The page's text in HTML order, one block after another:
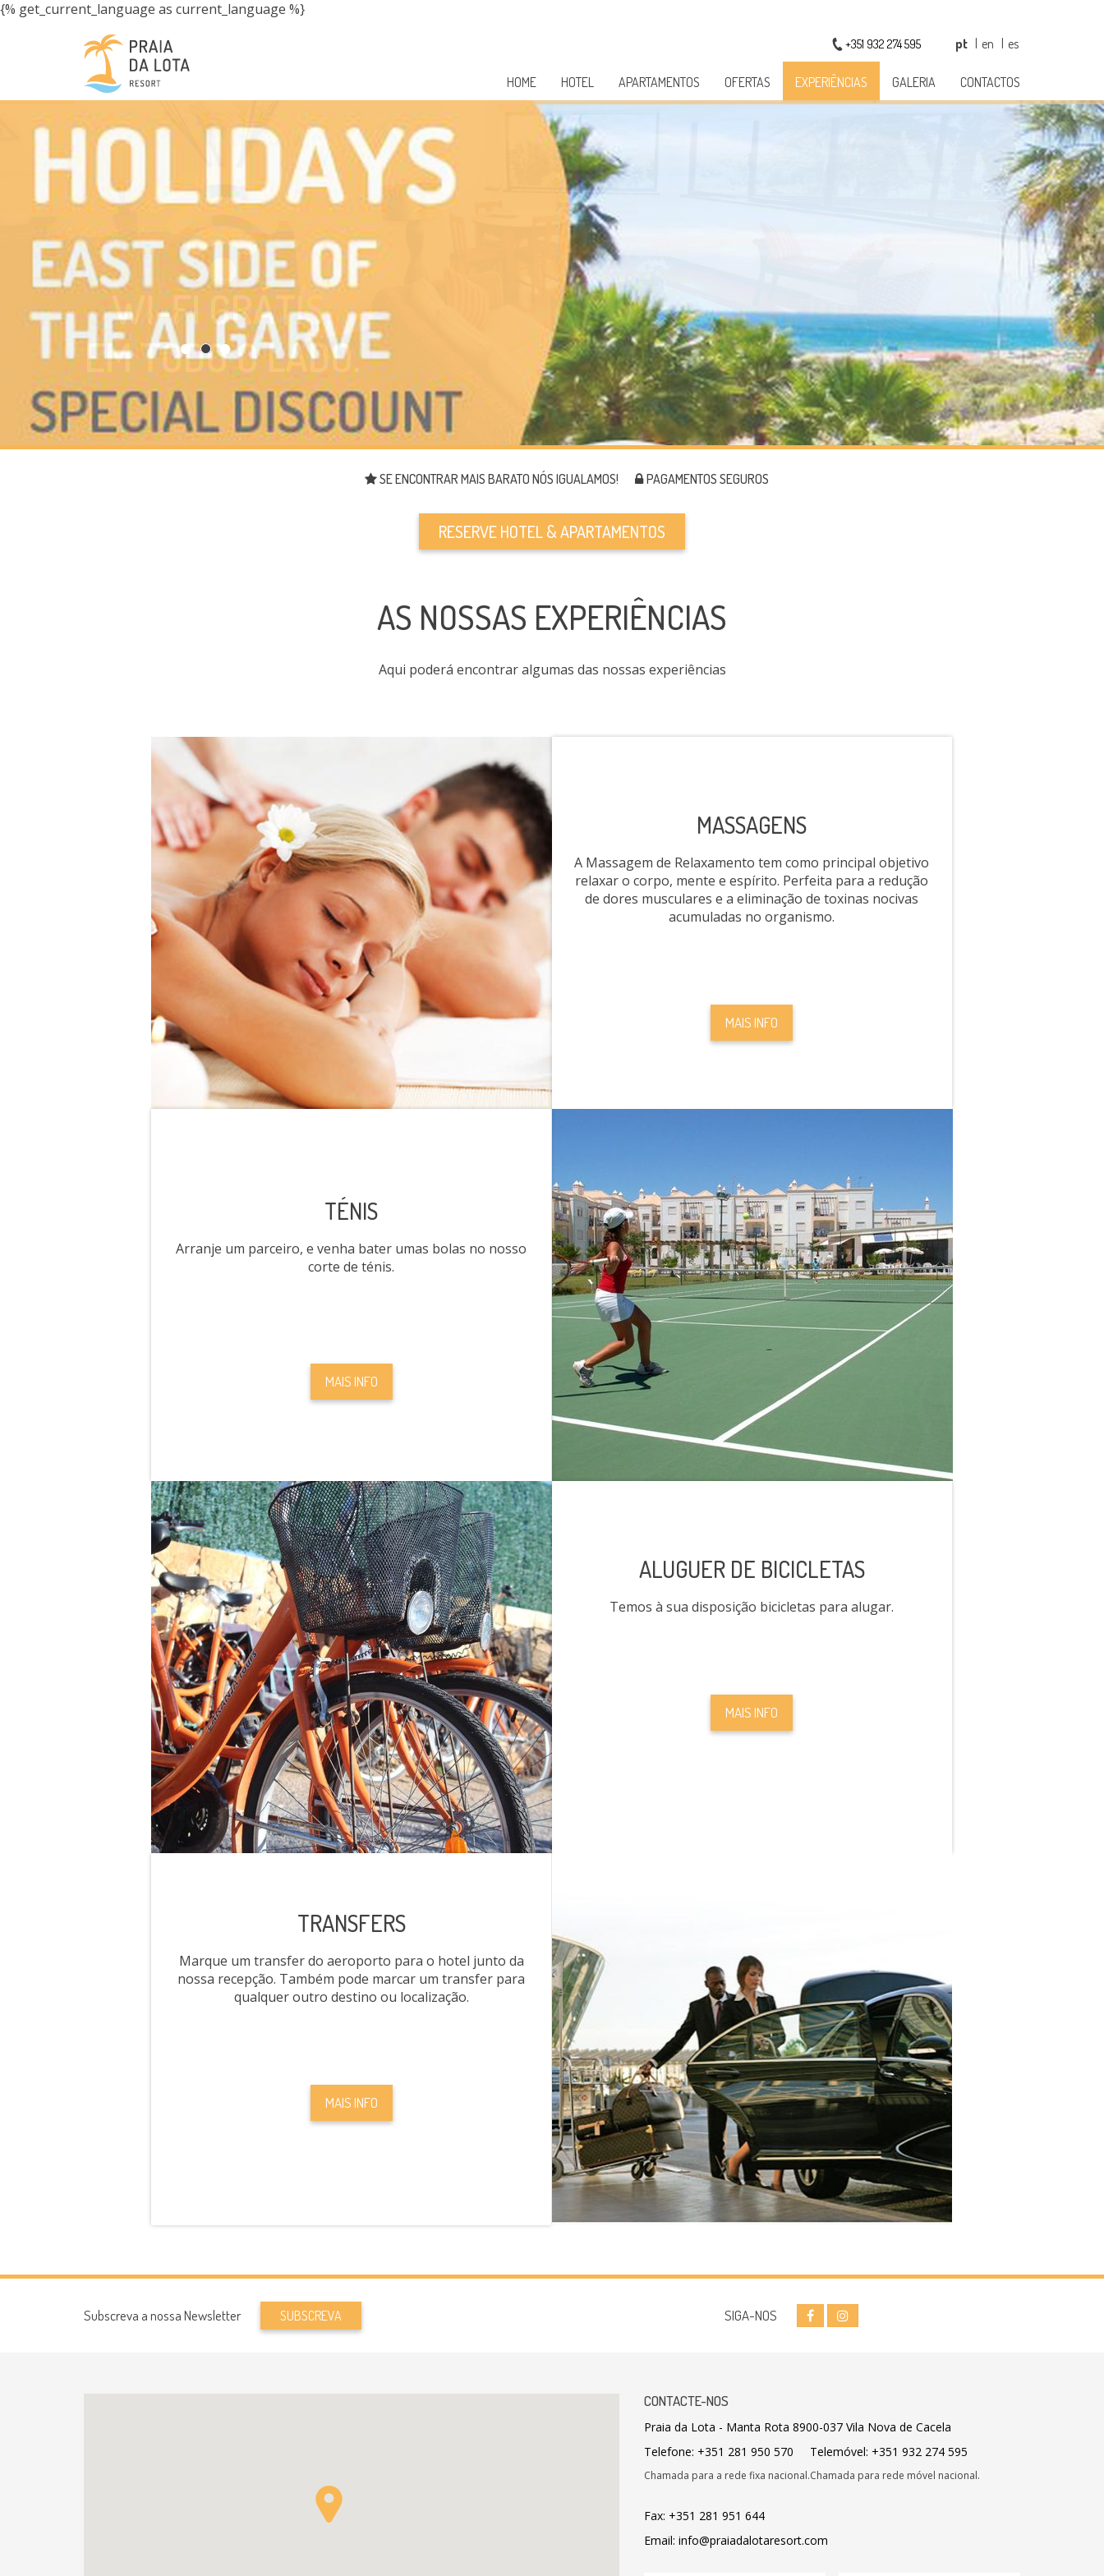
{% get_current_language as current_language %}
pt en es
+351 932 274 595
HOME HOTEL APARTAMENTOS OFERTAS EXPERIÊNCIAS GALERIA CONTACTOS
A 100 METROS DE UMA DAS MELHORES
PRAIAS DE PORTUGAL
SE ENCONTRAR MAIS BARATO NÓS IGUALAMOS! PAGAMENTOS SEGUROS
RESERVE HOTEL & APARTAMENTOS
AS NOSSAS EXPERIÊNCIAS
Aqui poderá encontrar algumas das nossas experiências
MASSAGENS
A Massagem de Relaxamento tem como principal objetivo
relaxar o corpo, mente e espírito. Perfeita para a redução
de dores musculares e a eliminação de toxinas nocivas
acumuladas no organismo.
MAIS INFO
TÉNIS
Arranje um parceiro, e venha bater umas bolas no nosso
corte de ténis.
MAIS INFO
ALUGUER DE BICICLETAS
Temos à sua disposição bicicletas para alugar.
MAIS INFO
TRANSFERS
Marque um transfer do aeroporto para o hotel junto da
nossa recepção. Também pode marcar um transfer para
qualquer outro destino ou localização.
MAIS INFO
Subscreva a nossa Newsletter SUBSCREVA SIGA-NOS
CONTACTE-NOS
Praia da Lota - Manta Rota 8900-037 Vila Nova de Cacela
Telefone: +351 281 950 570
Chamada para a rede fixa nacional.
Telemóvel: +351 932 274 595
Chamada para rede móvel nacional.
Fax: +351 281 951 644
Email: info@praiadalotaresort.com